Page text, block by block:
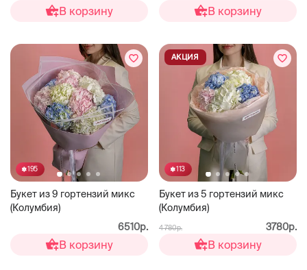
В корзину В корзину
195
Букет из 9 гортензий микс
(Колумбия)
6510р.
В корзину
113
Букет из 5 гортензий микс
(Колумбия)
АКЦИЯ
4 780р. 3780р.
В корзину